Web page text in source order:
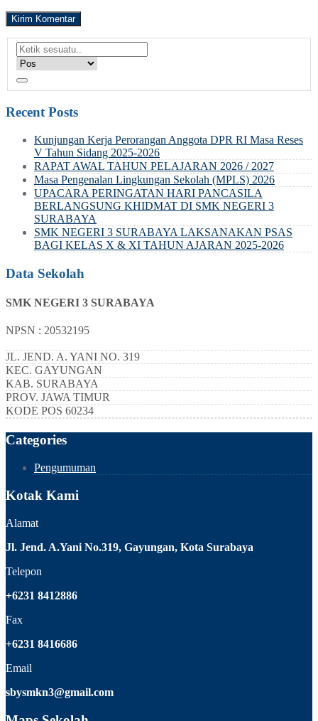
Recent Posts
Kunjungan Kerja Perorangan Anggota DPR RI Masa Reses
V Tahun Sidang 2025-2026
RAPAT AWAL TAHUN PELAJARAN 2026 / 2027
Masa Pengenalan Lingkungan Sekolah (MPLS) 2026
UPACARA PERINGATAN HARI PANCASILA
BERLANGSUNG KHIDMAT DI SMK NEGERI 3
SURABAYA
SMK NEGERI 3 SURABAYA LAKSANAKAN PSAS
BAGI KELAS X & XI TAHUN AJARAN 2025-2026
Data Sekolah
SMK NEGERI 3 SURABAYA
NPSN : 20532195
JL. JEND. A. YANI NO. 319
KEC. GAYUNGAN
KAB. SURABAYA
PROV. JAWA TIMUR
KODE POS 60234
Categories
Pengumuman
Kotak Kami
Alamat
Jl. Jend. A.Yani No.319, Gayungan, Kota Surabaya
Telepon
+6231 8412886
Fax
+6231 8416686
Email
sbysmkn3@gmail.com